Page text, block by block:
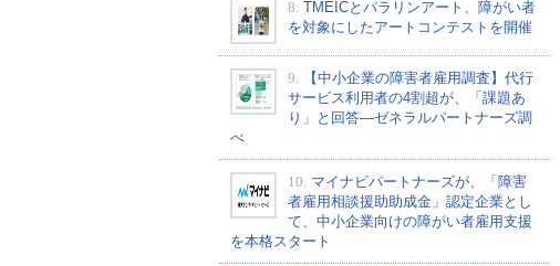
8. TMEICとパラリンアート、障がい者
を対象にしたアートコンテストを開催
9.
【中小企業の障害者雇用調査】代行
サービス利用者の4割超が、「課題あ
り」と回答―ゼネラルパートナーズ調
べ
10. マイナビパートナーズが、「障害
者雇用相談援助助成金」認定企業とし
て、中小企業向けの障がい者雇用支援
を本格スタート